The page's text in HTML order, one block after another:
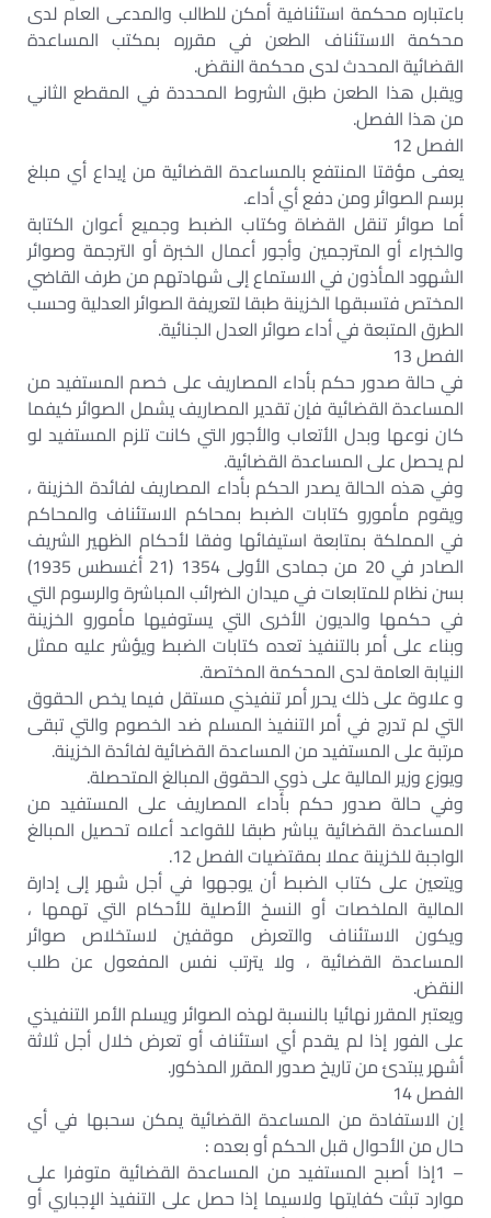
باعتباره محكمة استئنافية أمكن للطالب والمدعى العام لدى
محكمة الاستئناف الطعن في مقرره بمكتب المساعدة
القضائية المحدث لدى محكمة النقض.
ويقبل هذا الطعن طبق الشروط المحددة في المقطع الثاني
من هذا الفصل.
الفصل 12
يعفى مؤقتا المنتفع بالمساعدة القضائية من إيداع أي مبلغ
برسم الصوائر ومن دفع أي أداء.
أما صوائر تنقل القضاة وكتاب الضبط وجميع أعوان الكتابة
والخبراء أو المترجمين وأجور أعمال الخبرة أو الترجمة وصوائر
الشهود المأذون في الاستماع إلى شهادتهم من طرف القاضي
المختص فتسبقها الخزينة طبقا لتعريفة الصوائر العدلية وحسب
الطرق المتبعة في أداء صوائر العدل الجنائية.
الفصل 13
في حالة صدور حكم بأداء المصاريف على خصم المستفيد من
المساعدة القضائية فإن تقدير المصاريف يشمل الصوائر كيفما
كان نوعها وبدل الأتعاب والأجور التي كانت تلزم المستفيد لو
لم يحصل على المساعدة القضائية.
وفي هذه الحالة يصدر الحكم بأداء المصاريف لفائدة الخزينة ،
ويقوم مأمورو كتابات الضبط بمحاكم الاستئناف والمحاكم
في المملكة بمتابعة استيفائها وفقا لأحكام الظهير الشريف
الصادر في 20 من جمادى الأولى 1354 (21 أغسطس 1935)
بسن نظام للمتابعات في ميدان الضرائب المباشرة والرسوم التي
في حكمها والديون الأخرى التي يستوفيها مأمورو الخزينة
وبناء على أمر بالتنفيذ تعده كتابات الضبط ويؤشر عليه ممثل
النيابة العامة لدى المحكمة المختصة.
و علاوة على ذلك يحرر أمر تنفيذي مستقل فيما يخص الحقوق
التي لم تدرج في أمر التنفيذ المسلم ضد الخصوم والتي تبقى
مرتبة على المستفيد من المساعدة القضائية لفائدة الخزينة.
ويوزع وزير المالية على ذوي الحقوق المبالغ المتحصلة.
وفي حالة صدور حكم بأداء المصاريف على المستفيد من
المساعدة القضائية يباشر طبقا للقواعد أعلاه تحصيل المبالغ
الواجبة للخزينة عملا بمقتضيات الفصل 12.
ويتعين على كتاب الضبط أن يوجهوا في أجل شهر إلى إدارة
المالية الملخصات أو النسخ الأصلية للأحكام التي تهمها ،
ويكون الاستئناف والتعرض موقفين لاستخلاص صوائر
المساعدة القضائية ، ولا يترتب نفس المفعول عن طلب
النقض.
ويعتبر المقرر نهائيا بالنسبة لهذه الصوائر ويسلم الأمر التنفيذي
على الفور إذا لم يقدم أي استئناف أو تعرض خلال أجل ثلاثة
أشهر يبتدئ من تاريخ صدور المقرر المذكور.
الفصل 14
إن الاستفادة من المساعدة القضائية يمكن سحبها في أي
حال من الأحوال قبل الحكم أو بعده :
– 1إذا أصبح المستفيد من المساعدة القضائية متوفرا على
موارد تبثت كفايتها ولاسيما إذا حصل على التنفيذ الإجباري أو